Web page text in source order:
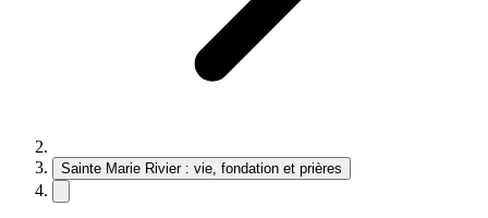
Sainte Marie Rivier : vie, fondation et prières